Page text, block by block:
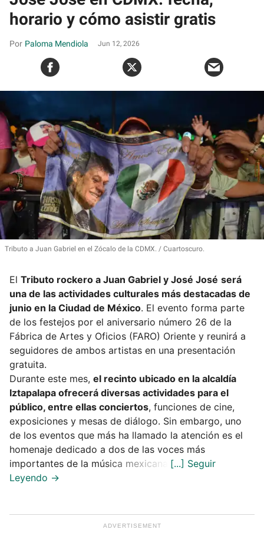
horario y cómo asistir gratis
Paloma Mendiola Jun 12, 2026
Tributo a Juan Gabriel en el Zócalo de la CDMX. Cuartoscuro.
El Tributo rockero a Juan Gabriel y José José será
una de las actividades culturales más destacadas de
junio en la Ciudad de México. El evento forma parte
de los festejos por el aniversario número 26 de la
Fábrica de Artes y Oficios (FARO) Oriente y reunirá a
seguidores de ambos artistas en una presentación
gratuita.
Durante este mes, el recinto ubicado en la alcaldía
Iztapalapa ofrecerá diversas actividades para el
público, entre ellas conciertos, funciones de cine,
exposiciones y mesas de diálogo. Sin embargo, uno
de los eventos que más ha llamado la atención es el
homenaje dedicado a dos de las voces más
importantes de la música mexicana.